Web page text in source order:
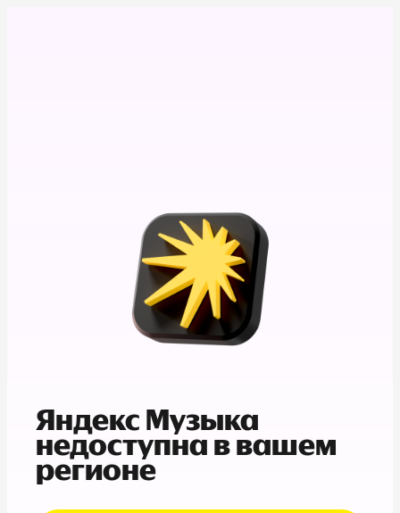
Яндекс Музыка
недоступна в вашем
регионе